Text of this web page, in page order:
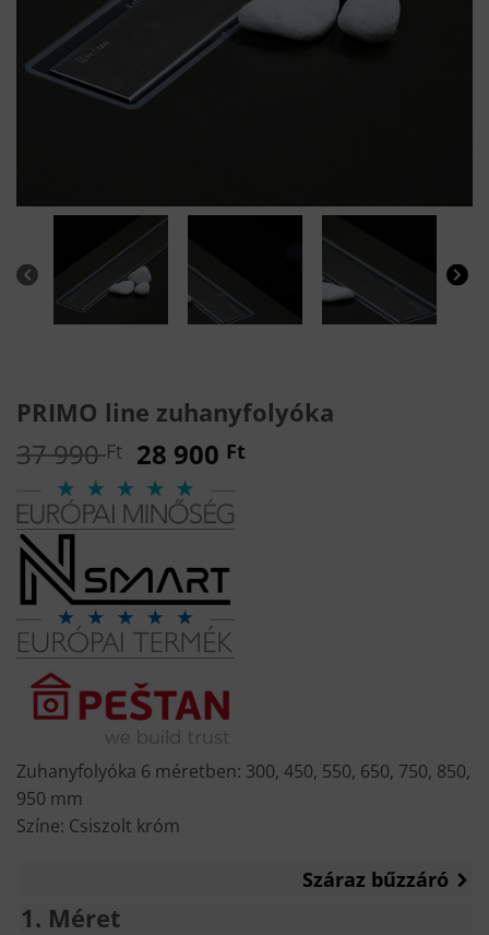
PRIMO line zuhanyfolyóka
37 990Ft Original
price
was:
37
990 Ft.
28 900 Ft
Zuhanyfolyóka 6 méretben: 300, 450, 550, 650, 750, 850,
950 mm
Színe: Csiszolt króm
Száraz bűzzáró
1 Méret